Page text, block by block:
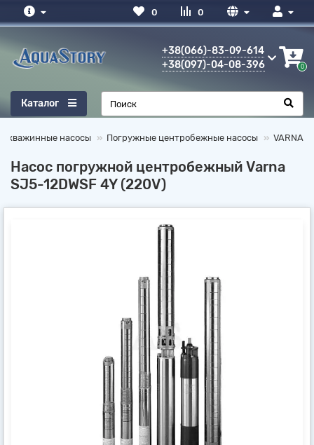
0
0
+38(066)-83-09-614
+38(097)-04-08-396
0
Каталог
насосы Погружные центробежные насосы VARNA
Насос погружной центробежный Varna
SJ5-12DWSF 4Y (220V)